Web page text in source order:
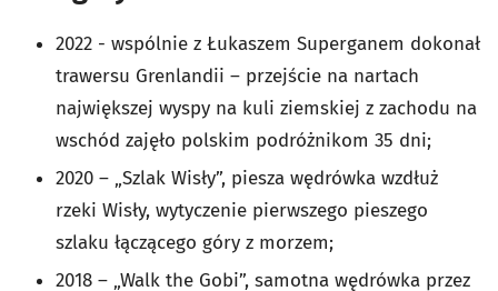
2022 - wspólnie z Łukaszem Superganem dokonał
trawersu Grenlandii – przejście na nartach
największej wyspy na kuli ziemskiej z zachodu na
wschód zajęło polskim podróżnikom 35 dni;
2020 – „Szlak Wisły”, piesza wędrówka wzdłuż
rzeki Wisły, wytyczenie pierwszego pieszego
szlaku łączącego góry z morzem;
2018 – „Walk the Gobi”, samotna wędrówka przez